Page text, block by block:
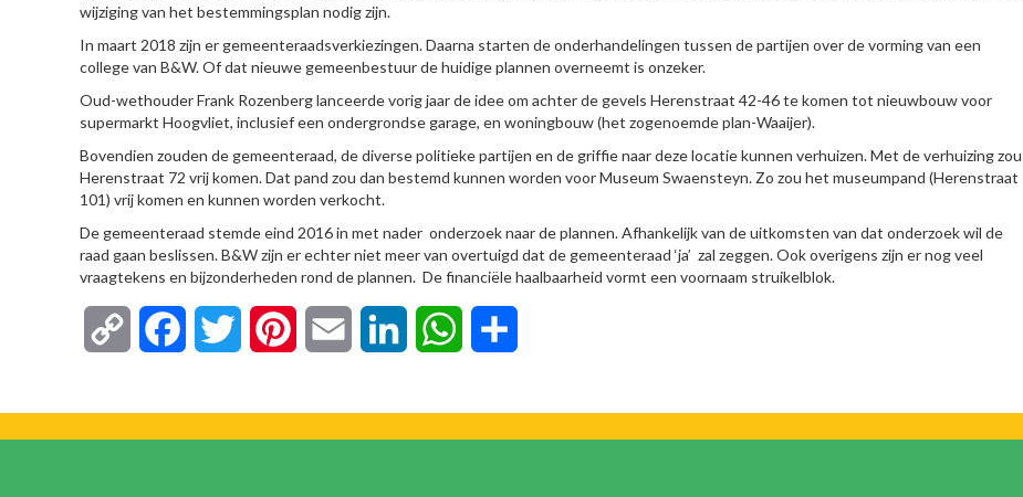
wijziging van het bestemmingsplan nodig zijn.
In maart 2018 zijn er gemeenteraadsverkiezingen. Daarna starten de onderhandelingen tussen de partijen over de vorming van een
college van B&W. Of dat nieuwe gemeenbestuur de huidige plannen overneemt is onzeker.
Oud-wethouder Frank Rozenberg lanceerde vorig jaar de idee om achter de gevels Herenstraat 42-46 te komen tot nieuwbouw voor
supermarkt Hoogvliet, inclusief een ondergrondse garage, en woningbouw (het zogenoemde plan-Waaijer).
Bovendien zouden de gemeenteraad, de diverse politieke partijen en de griffie naar deze locatie kunnen verhuizen. Met de verhuizing zou
Herenstraat 72 vrij komen. Dat pand zou dan bestemd kunnen worden voor Museum Swaensteyn. Zo zou het museumpand (Herenstraat
101) vrij komen en kunnen worden verkocht.
De gemeenteraad stemde eind 2016 in met nader onderzoek naar de plannen. Afhankelijk van de uitkomsten van dat onderzoek wil de
raad gaan beslissen. B&W zijn er echter niet meer van overtuigd dat de gemeenteraad ‘ja’ zal zeggen. Ook overigens zijn er nog veel
vraagtekens en bijzonderheden rond de plannen. De financiële haalbaarheid vormt een voornaam struikelblok.
Copy FacebookTwitter Pinterest Email LinkedIn WhatsApp